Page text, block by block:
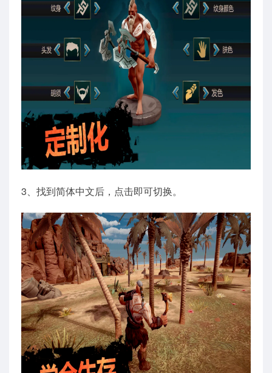
3、找到简体中文后，点击即可切换。